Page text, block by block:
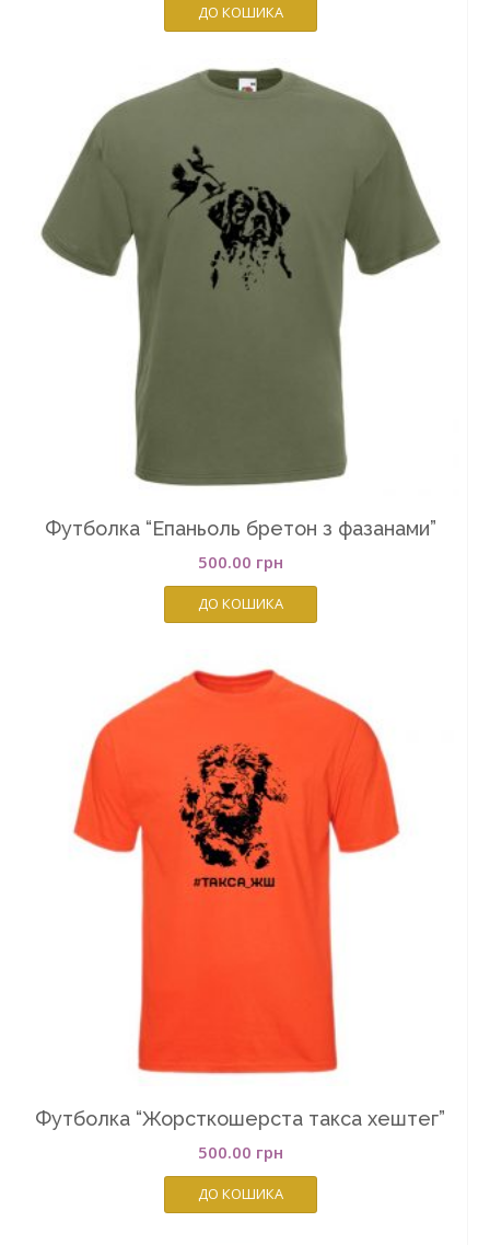
ДО КОШИКА
Футболка “Епаньоль бретон з фазанами”
500.00 грн
ДО КОШИКА
Футболка “Жорсткошерста такса хештег”
500.00 грн
ДО КОШИКА